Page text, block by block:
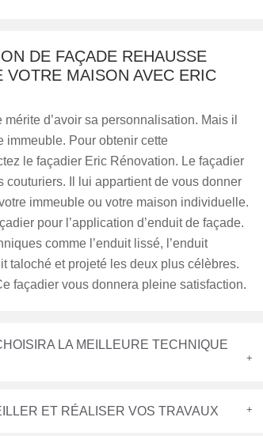
DE FAÇADE REHAUSSE
VOTRE MAISON AVEC ERIC
d’avoir sa personnalisation. Mais il
immeuble. Pour obtenir cette
le façadier Eric Rénovation. Le façadier
couturiers. Il lui appartient de vous donner
immeuble ou votre maison individuelle.
pour l’application d’enduit de façade.
comme l’enduit lissé, l’enduit
taloché et projeté les deux plus célèbres.
façadier vous donnera pleine satisfaction.
LA MEILLEURE TECHNIQUE
ET RÉALISER VOS TRAVAUX